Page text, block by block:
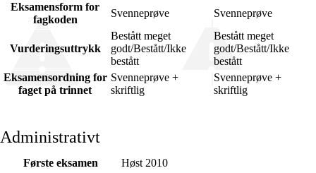
Eksamensform for
fagkoden
Svenneprøve Svenneprøve
Vurderingsuttrykk
Bestått meget
godt/Bestått/Ikke
bestått
Bestått meget
godt/Bestått/Ikke
bestått
Eksamensordning for
faget på trinnet
Svenneprøve +
skriftlig
Svenneprøve +
skriftlig
Administrativt
Første eksamen
Høst 2010